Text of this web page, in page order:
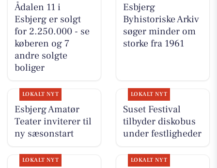
Ådalen 11 i
Esbjerg er solgt
for 2.250.000 - se
køberen og 7
andre solgte
boliger
Esbjerg
Byhistoriske Arkiv
søger minder om
storke fra 1961
LOKALT NYT
Esbjerg Amatør
Teater inviterer til
ny sæsonstart
LOKALT NYT
Suset Festival
tilbyder diskobus
under festligheder
LOKALT NYT LOKALT NYT